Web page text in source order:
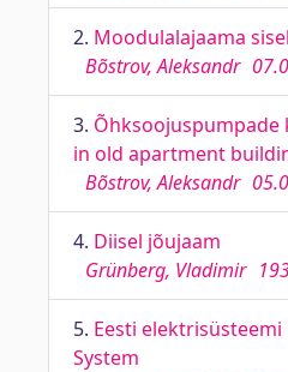
2. Moodulalajaama
Bõstrov, Aleksandr
3.
in old apartment
Bõstrov, Aleksandr
4. Diisel jõujaam
Grünberg, Vladimir
5. Eesti
System